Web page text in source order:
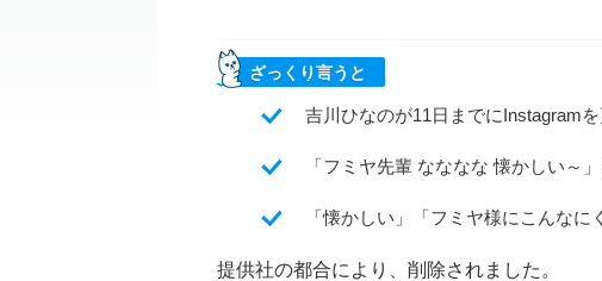
ざっくり言うと
吉川ひなのが11日までにInstagram
「フミヤ先輩 なななな 懐かしい～
「懐かしい」「フミヤ様にこんな
提供社の都合により、削除されました。